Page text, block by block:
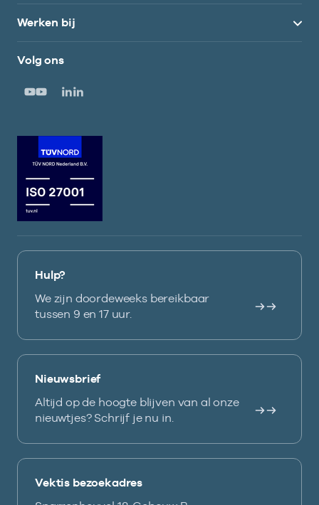
Werken bij
Volg ons
Hulp?
We zijn doordeweeks bereikbaar
tussen 9 en 17 uur.
Nieuwsbrief
Altijd op de hoogte blijven van al onze
nieuwtjes? Schrijf je nu in.
Vektis bezoekadres